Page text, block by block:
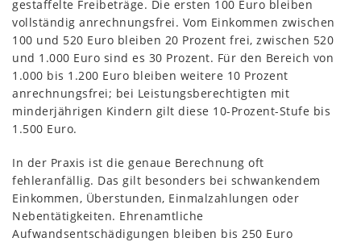
gestaffelte Freibeträge. Die ersten 100 Euro bleiben
vollständig anrechnungsfrei. Vom Einkommen zwischen
100 und 520 Euro bleiben 20 Prozent frei, zwischen 520
und 1.000 Euro sind es 30 Prozent. Für den Bereich von
1.000 bis 1.200 Euro bleiben weitere 10 Prozent
anrechnungsfrei; bei Leistungsberechtigten mit
minderjährigen Kindern gilt diese 10-Prozent-Stufe bis
1.500 Euro.
In der Praxis ist die genaue Berechnung oft
fehleranfällig. Das gilt besonders bei schwankendem
Einkommen, Überstunden, Einmalzahlungen oder
Nebentätigkeiten. Ehrenamtliche
Aufwandsentschädigungen bleiben bis 250 Euro